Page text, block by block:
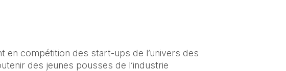
en compétition des start-ups de l’univers des
des jeunes pousses de l’industrie